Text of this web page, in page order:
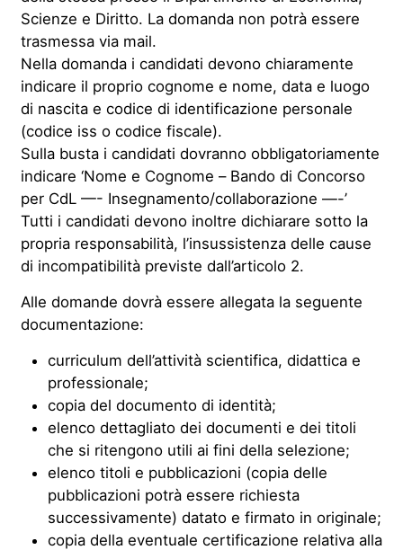
Scienze e Diritto. La domanda non potrà essere
trasmessa via mail.
Nella domanda i candidati devono chiaramente
indicare il proprio cognome e nome, data e luogo
di nascita e codice di identificazione personale
(codice iss o codice fiscale).
Sulla busta i candidati dovranno obbligatoriamente
indicare ‘Nome e Cognome – Bando di Concorso
per CdL —- Insegnamento/collaborazione —-’
Tutti i candidati devono inoltre dichiarare sotto la
propria responsabilità, l’insussistenza delle cause
di incompatibilità previste dall’articolo 2.
Alle domande dovrà essere allegata la seguente
documentazione:
curriculum dell’attività scientifica, didattica e
professionale;
copia del documento di identità;
elenco dettagliato dei documenti e dei titoli
che si ritengono utili ai fini della selezione;
elenco titoli e pubblicazioni (copia delle
pubblicazioni potrà essere richiesta
successivamente) datato e firmato in originale;
copia della eventuale certificazione relativa alla